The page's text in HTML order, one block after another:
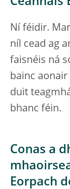
Ní féidir.
níl cead ag
faisnéis ná
bainc
duit
bhanc féin.
Conas a
Eorpach